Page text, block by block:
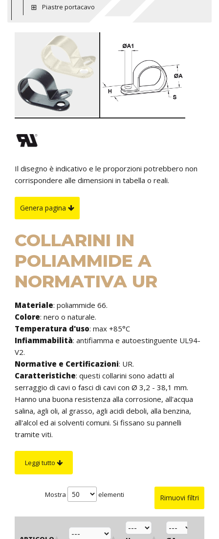
Piastre portacavo
Il disegno è indicativo e le proporzioni potrebbero non
corrispondere alle dimensioni in tabella o reali.
Genera pagina
COLLARINI IN
POLIAMMIDE A
NORMATIVA UR
Materiale: poliammide 66.
Colore: nero o naturale.
Temperatura d'uso: max +85°C
Infiammabilità: antifiamma e autoestinguente UL94-
V2.
Normative e Certificazioni: UR.
Caratteristiche: questi collarini sono adatti al
serraggio di cavi o fasci di cavi con Ø 3,2 - 38,1 mm.
Hanno una buona resistenza alla corrosione, all'acqua
salina, agli oli, al grasso, agli acidi deboli, alla benzina,
all'alcol ed ai solventi comuni. Si fissano su pannelli
tramite viti.
prezzo tutti i collarini possono essere realizzati in altri
colori. Inoltre, possono essere forniti antifiamma ed
Leggi tutto
Rimuovi filtri
Mostra elementi